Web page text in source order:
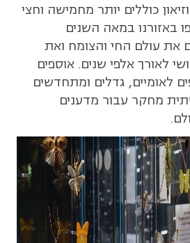
כוללים יותר מחמישה וחצי
באזורנו במאה השנים
את עולם החי והצומח ואת
לאורך אלפי שנים. אוספים
לאומיים, גדלים ומתחדשים
מחקר עבור מדענים